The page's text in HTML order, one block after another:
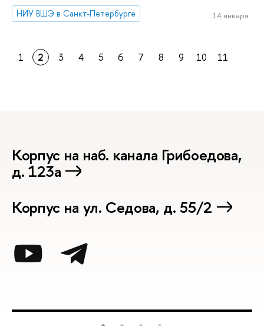
НИУ ВШЭ в Санкт-Петербурге
14 января
1 2 3 4 5 6 7 8 9 10 11
Корпус на наб. канала Грибоедова,
д. 123а
Корпус на ул. Седова, д. 55/2